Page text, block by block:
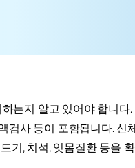
는지 알고 있어야 합니다
검사 등이 포함됩니다. 신
기, 치석, 잇몸질환 등을